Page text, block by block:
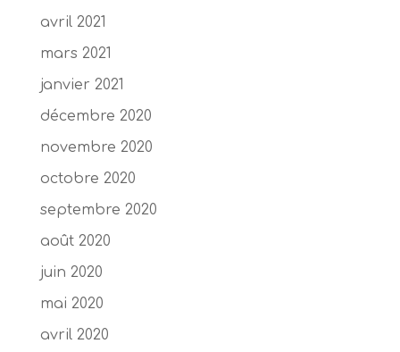
avril 2021
mars 2021
janvier 2021
décembre 2020
novembre 2020
octobre 2020
septembre 2020
août 2020
juin 2020
mai 2020
avril 2020